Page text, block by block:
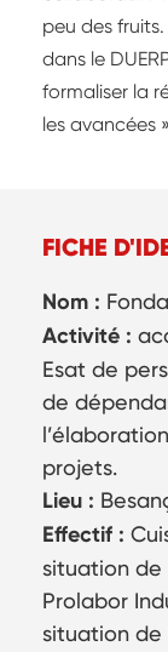
peu des
dans le
formaliser la
les avancées
FICHE
Nom :
Activité :
Esat de
de
projets.
Lieu :
Effectif :
situation de
Prolabor
situation de